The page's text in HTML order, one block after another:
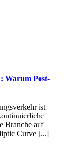
Warum Post-
ist
Branche auf
Curve [...]